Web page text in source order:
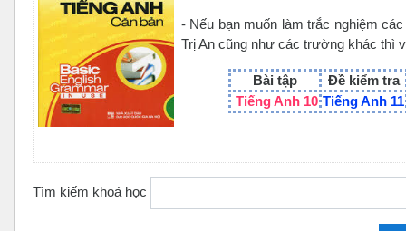
- Nếu bạn muốn làm trắc nghiệm
Trị An cũng như các trường khác thì
Bài tập
Đề kiểm tra
Tiếng Anh 10 Tiếng Anh 11
Tìm kiếm khoá học